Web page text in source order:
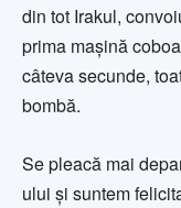
din tot Irakul,
prima maşină
câteva secunde,
bombă.
Se pleacă mai
ului şi suntem